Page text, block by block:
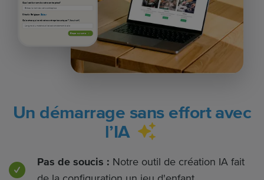
Quel est le nom de votre entreprise?
Situé à Belgique Éditer
Qu’est-ce qui rend votre entreprise unique ? (facultatif)
Étape suivante
Un démarrage sans effort avec
l’IA
Pas de soucis : Notre outil de création IA fait